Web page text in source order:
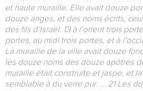
et haute muraille. Elle avait douze
douze anges, et des noms écrits,
des fils d’Israël: 13 à l’orient trois
portes, au midi trois portes, et à
La muraille de la ville avait douze
les douze noms des douze apôtres
muraille était construite et jaspe, et la
semblable à du verre pur. ... 21 Les